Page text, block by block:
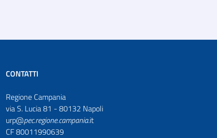
CONTATTI
Regione Campania
via S. Lucia 81 - 80132 Napoli
urp@pec.regione.campania.it
CF 80011990639